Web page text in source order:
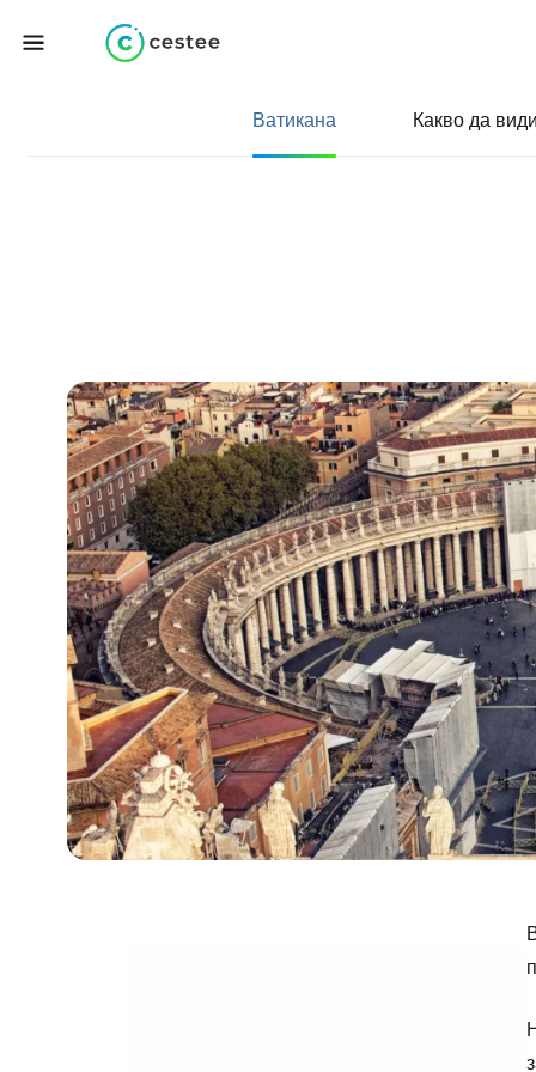
Ватикана Какво да